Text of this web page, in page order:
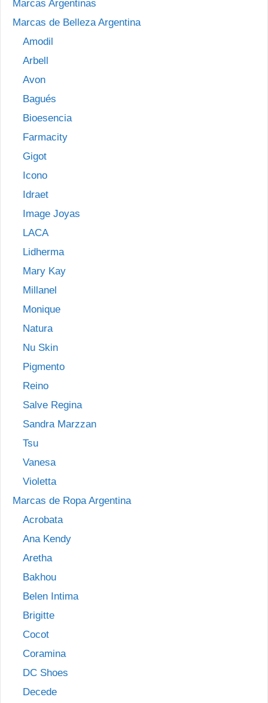
Marcas Argentinas
Marcas de Belleza Argentina
Amodil
Arbell
Avon
Bagués
Bioesencia
Farmacity
Gigot
Icono
Idraet
Image Joyas
LACA
Lidherma
Mary Kay
Millanel
Monique
Natura
Nu Skin
Pigmento
Reino
Salve Regina
Sandra Marzzan
Tsu
Vanesa
Violetta
Marcas de Ropa Argentina
Acrobata
Ana Kendy
Aretha
Bakhou
Belen Intima
Brigitte
Cocot
Coramina
DC Shoes
Decede